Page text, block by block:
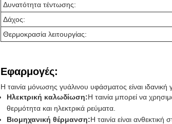
Δυνατότητα τέντωσης:
Δάχος:
Θερμοκρασία λειτουργίας:
Εφαρμογές:
Η ταινία μόνωσης γυάλινου υφάσματος είναι
Ηλεκτρική καλωδίωση:Η ταινία μπορεί να
θερμότητα και ηλεκτρικά ρεύματα.
Βιομηχανική θέρμανση:Η ταινία είναι